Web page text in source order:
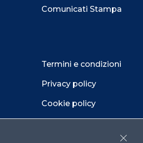
Comunicati Stampa
Termini e condizioni
Privacy policy
Cookie policy